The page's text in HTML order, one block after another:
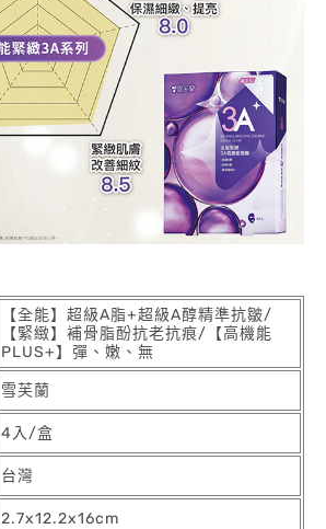
【全能】超級A脂+超級A醇精準抗皺/
【緊緻】補骨脂酚抗老抗痕/【高機能
PLUS+】彈、嫩、無
雪芙蘭
4入/盒
台灣
2.7x12.2x16cm